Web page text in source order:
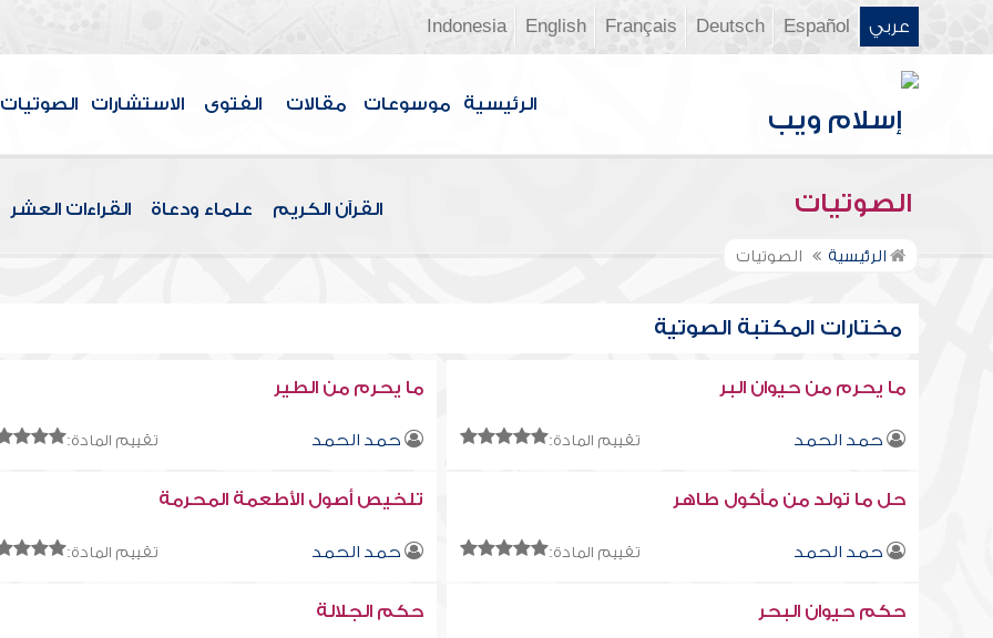
عربي Español
Deutsch
Français
English
Indonesia
الرئيسية موسوعات مقالات الفتوى الاستشارات الصوتيات
الصوتيات القرآن الكريم علماء ودعاة القراءات العشر
الرئيسية الصوتيات
مختارات المكتبة الصوتية
ما يحرم من حيوان البر
حمد الحمد تقييم المادة:
ما يحرم من الطير
حمد الحمد تقييم المادة:
حل ما تولد من مأكول طاهر
حمد الحمد تقييم المادة:
تلخيص أصول الأطعمة المحرمة
حمد الحمد تقييم المادة:
حكم حيوان البحر حكم الجلالة